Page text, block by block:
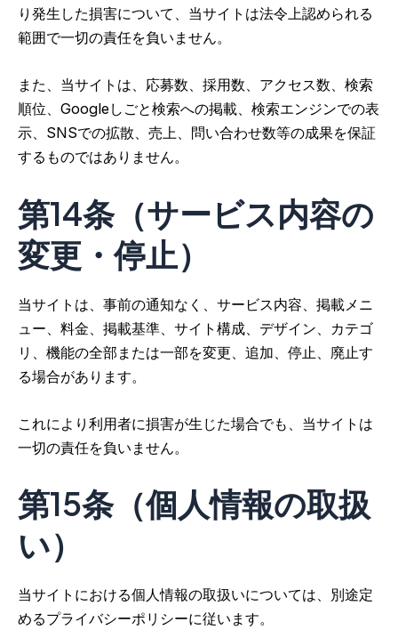
り発生した損害について、当サイトは法令上認められる
範囲で一切の責任を負いません。
また、当サイトは、応募数、採用数、アクセス数、検索
順位、Googleしごと検索への掲載、検索エンジンでの表
示、SNSでの拡散、売上、問い合わせ数等の成果を保証
するものではありません。
第14条（サービス内容の
変更・停止）
当サイトは、事前の通知なく、サービス内容、掲載メニ
ュー、料金、掲載基準、サイト構成、デザイン、カテゴ
リ、機能の全部または一部を変更、追加、停止、廃止す
る場合があります。
これにより利用者に損害が生じた場合でも、当サイトは
一切の責任を負いません。
第15条（個人情報の取扱
い）
当サイトにおける個人情報の取扱いについては、別途定
めるプライバシーポリシーに従います。